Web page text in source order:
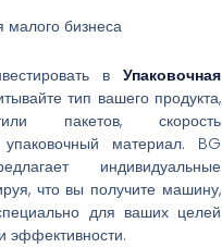
бизнеса
в Упаковочная
тип вашего продукта,
пакетов, скорость
материал. BG
индивидуальные
что вы получите машину,
для ваших целей
эффективности.